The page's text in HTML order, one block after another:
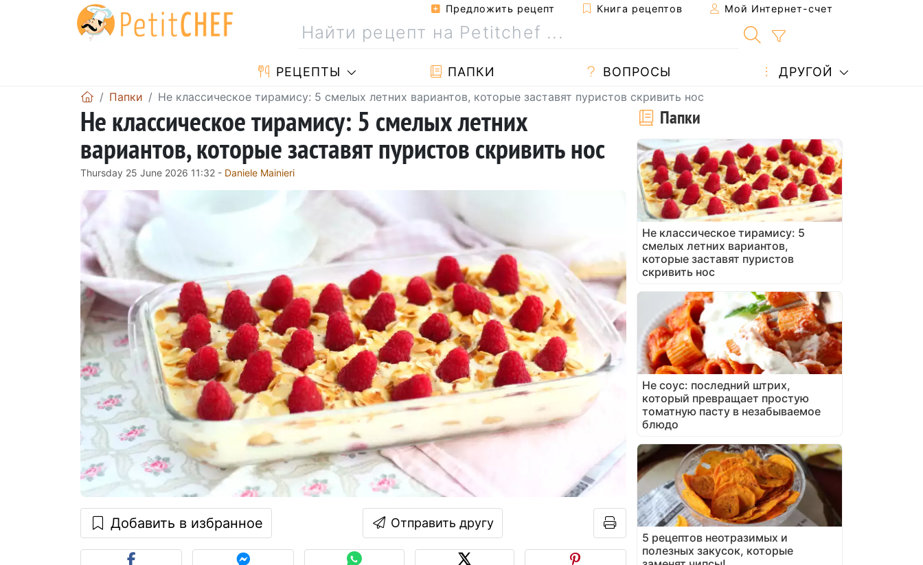
Предложить рецепт Книга рецептов Мой Интернет-счет
PЕЦЕПТЫ ПАПКИ ВОПРОСЫ ДРУГОЙ
Папки Не классическое тирамису: 5 смелых летних вариантов, которые заставят пуристов скривить нос
Не классическое тирамису: 5 смелых летних
вариантов, которые заставят пуристов скривить нос
Thursday 25 June 2026 11:32 - Daniele Mainieri
Добавить в избранное Отправить другу
Папки
Не классическое тирамису: 5
смелых летних вариантов,
которые заставят пуристов
скривить нос
Не соус: последний штрих,
который превращает простую
томатную пасту в незабываемое
блюдо
5 рецептов неотразимых и
полезных закусок, которые